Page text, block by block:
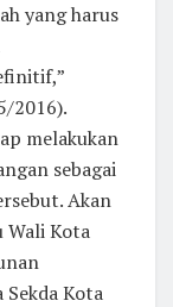
yang harus
2016).
melakukan
sebagai
Akan
Wali Kota
Kota